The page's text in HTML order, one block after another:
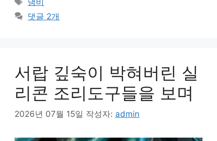
고
리
그
댓글 2개
서랍 깊숙이 박혀버린 실
리콘 조리도구들을 보며
2026년 07월 15일 작성자: admin